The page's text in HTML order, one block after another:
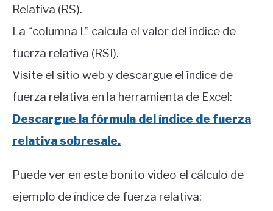
Relativa (RS).
La “columna L” calcula el valor del índice de
fuerza relativa (RSI).
Visite el sitio web y descargue el índice de
fuerza relativa en la herramienta de Excel:
Descargue la fórmula del índice de fuerza
relativa sobresale.
Puede ver en este bonito video el cálculo de
ejemplo de índice de fuerza relativa: